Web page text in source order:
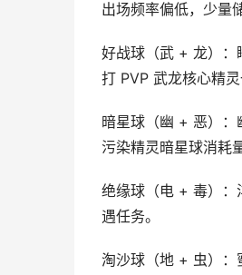
出场频率偏低，少量
好战球（武 + 龙）：
打 PVP 武龙核心精灵
暗星球（幽 + 恶）：
污染精灵暗星球消耗
绝缘球（电 + 毒）：
遇任务。
淘沙球（地 + 虫）：